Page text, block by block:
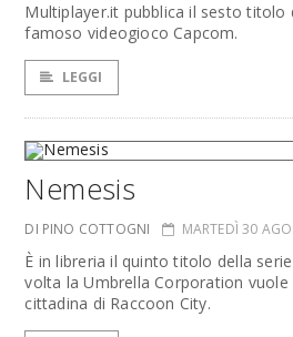
Multiplayer.it pubblica il sesto titolo
famoso videogioco Capcom.
LEGGI
Nemesis
DI PINO COTTOGNI MARTEDÌ 30
È in libreria il quinto titolo della
volta la Umbrella Corporation
cittadina di Raccoon City.